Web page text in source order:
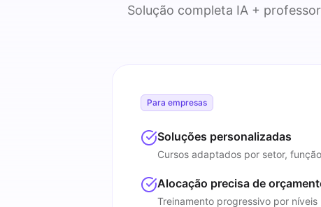
Solução completa IA +
Para empresas
Soluções personalizadas
Cursos adaptados por setor,
Alocação precisa de
Treinamento progressivo por